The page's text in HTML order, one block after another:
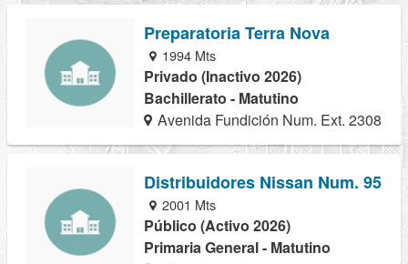
Preparatoria Terra Nova
1994 Mts
Privado (Inactivo 2026)
Bachillerato - Matutino
Avenida Fundición Num. Ext. 2308
Distribuidores Nissan Num. 95
2001 Mts
Público (Activo 2026)
Primaria General - Matutino